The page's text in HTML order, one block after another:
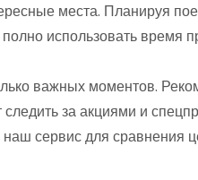
места. Планируя
использовать время
важных моментов.
за акциями и
наш сервис для